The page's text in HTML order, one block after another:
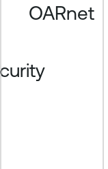
OARnet